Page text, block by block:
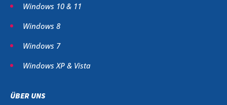
Windows 10 & 11
Windows 8
Windows 7
Windows XP & Vista
ÜBER UNS